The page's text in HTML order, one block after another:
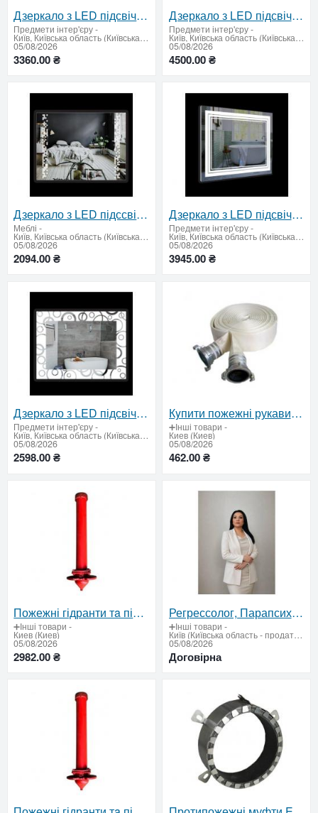
Дзеркало з LED підсвічуванням 600 х 900 мм.
Предмети інтер'єру-
Київ, Київська область (Київська область - продати купити)
05/08/2026
3360.00 ₴
Дзеркало з LED підсвічуванням та підігрівом 600 х 900 мм.
Предмети інтер'єру-
Київ, Київська область (Київська область - продати купити)
05/08/2026
4500.00 ₴
Дзеркало з LED підссвічуванням 600х800мм
Меблі -
Київ, Київська область (Київська область - продати купити)
05/08/2026
2094.00 ₴
Дзеркало з LED підсвічуванням і сенсорним вимикачем 600 х 800 мм
Предмети інтер'єру-
Київ, Київська область (Київська область - продати купити)
05/08/2026
3945.00 ₴
Дзеркало з LED підсвічуванням 600х800
Предмети інтер'єру-
Київ, Київська область (Київська область - продати купити)
05/08/2026
2598.00 ₴
Кyпити пожежні рукави вiд виробника в Україні: сертифікована якість та надійність
➕Інші товари -
Киев (Киев)
05/08/2026
462.00 ₴
Пожежні гідранти тa підставки ГОСТ / ДСТУ — сертифіковане обладнання для пожежогасіння
➕Інші товари -
Киев (Киев)
05/08/2026
2982.00 ₴
Регрессолог, Парапсихолог, Гипнотерапевт, Гипноз
➕Інші товари -
Київ (Київська область - продати купити)
05/08/2026
Договірна